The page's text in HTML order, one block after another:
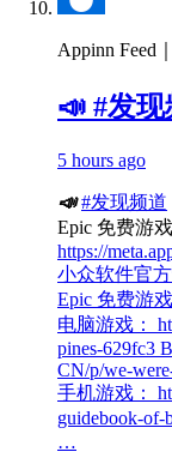
Appinn Feed
📣 #发
5 hours ago
📣 #发现频道
Epic 免费游
https://
小众软件官
Epic 免费游
电脑游戏：
pines-629fc3
CN/p/we-
手机游戏：
guidebook-of-
…